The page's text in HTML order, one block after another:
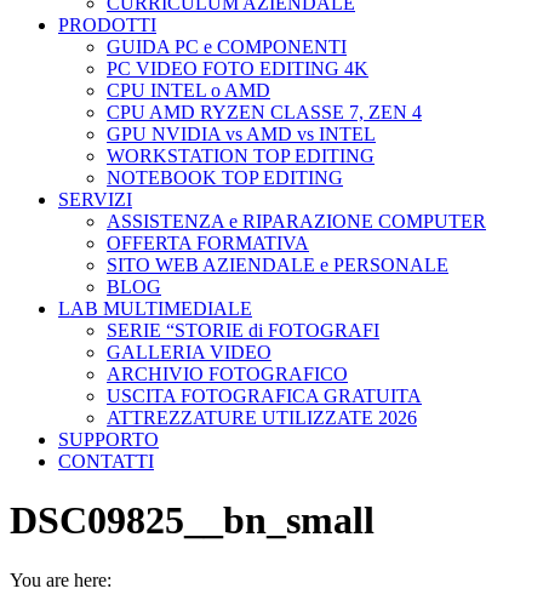
PRODOTTI
GUIDA PC e COMPONENTI
PC VIDEO FOTO EDITING 4K
CPU INTEL o AMD
CPU AMD RYZEN CLASSE 7, ZEN 4
GPU NVIDIA vs AMD vs INTEL
WORKSTATION TOP EDITING
NOTEBOOK TOP EDITING
SERVIZI
ASSISTENZA e RIPARAZIONE COMPUTER
OFFERTA FORMATIVA
SITO WEB AZIENDALE e PERSONALE
BLOG
LAB MULTIMEDIALE
SERIE “STORIE di FOTOGRAFI
GALLERIA VIDEO
ARCHIVIO FOTOGRAFICO
USCITA FOTOGRAFICA GRATUITA
ATTREZZATURE UTILIZZATE 2026
SUPPORTO
CONTATTI
DSC09825__bn_small
You are here: